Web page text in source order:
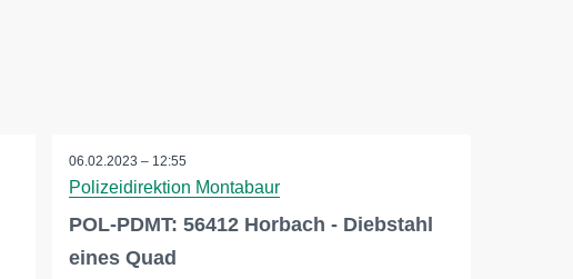
06.02.2023 – 12:55
Polizeidirektion Montabaur
POL-PDMT: 56412 Horbach - Diebstahl
eines Quad